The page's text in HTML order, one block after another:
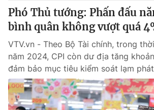
Phó Thủ tướng: Phấn đấu
bình quân không vượt quá
VTV.vn - Theo Bộ Tài chính, trong
năm 2024, CPI còn dư địa tăng
đảm bảo mục tiêu kiểm soát lạm